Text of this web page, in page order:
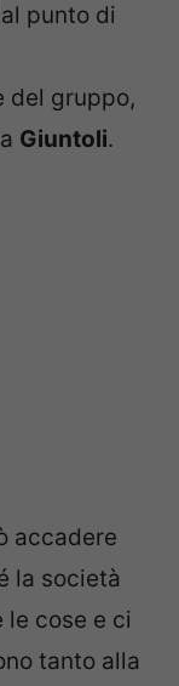
punto di
del gruppo,
Giuntoli.
accadere
la società
le cose e ci
tanto alla